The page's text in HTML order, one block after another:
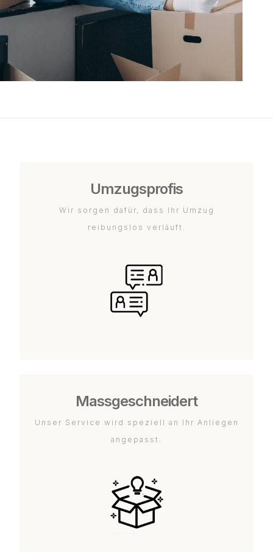
Umzugsprofis
Wir sorgen dafür, dass Ihr Umzug
reibungslos verläuft.
Massgeschneidert
Unser Service wird speziell an Ihr Anliegen
angepasst.